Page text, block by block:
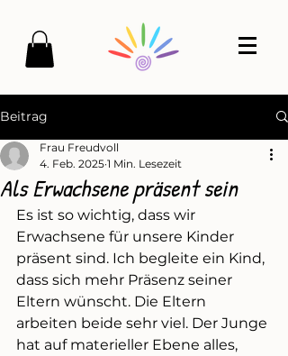
Beitrag
Als Erwachsene präsent sein
Frau Freudvoll
4. Feb. 2025 1 Min. Lesezeit
Es ist so wichtig, dass wir
Erwachsene für unsere Kinder
präsent sind. Ich begleite ein Kind,
dass sich mehr Präsenz seiner
Eltern wünscht. Die Eltern
arbeiten beide sehr viel. Der Junge
hat auf materieller Ebene alles,